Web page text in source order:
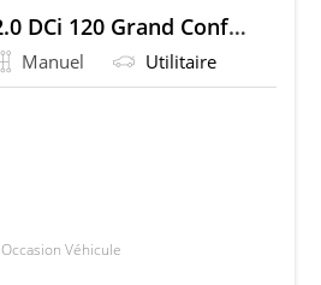
Renault TRAFIC 2.0 DCi 120 Grand Confort
Manuel Utilitaire
Occasion Véhicule